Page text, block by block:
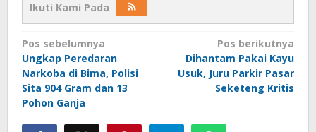
Ikuti Kami Pada
Navigasi
pos
Pos sebelumnya
Ungkap Peredaran
Narkoba di Bima, Polisi
Sita 904 Gram dan 13
Pohon Ganja
Pos berikutnya
Dihantam Pakai Kayu
Usuk, Juru Parkir Pasar
Seketeng Kritis